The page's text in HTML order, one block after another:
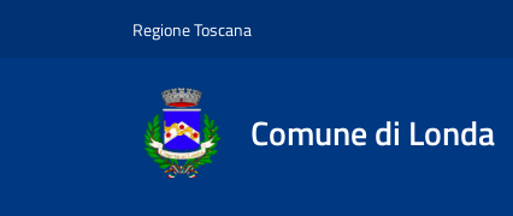
Regione ToscanaSlim top
Comune di Londa